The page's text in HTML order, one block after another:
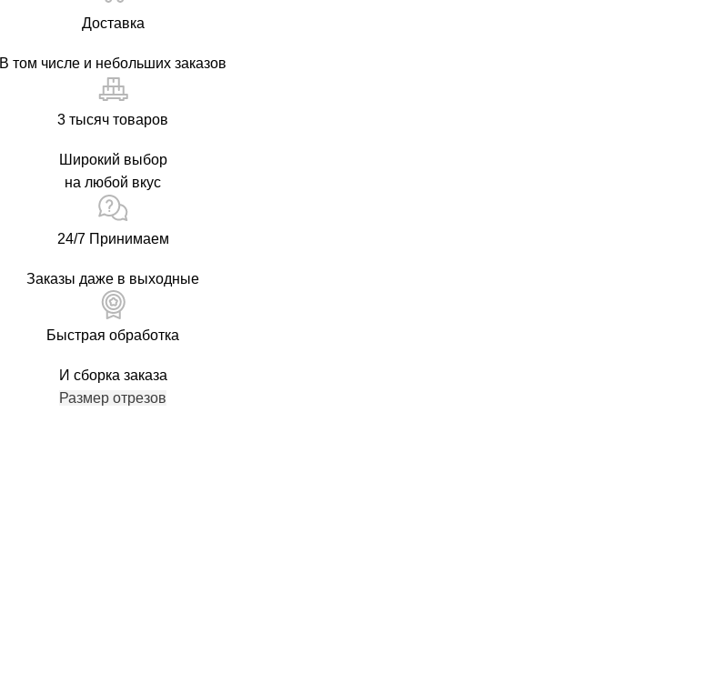
Доставка
В том числе и небольших заказов
3 тысяч товаров
Широкий выбор
на любой вкус
24/7 Принимаем
Заказы даже в выходные
Быстрая обработка
И сборка заказа
Размер отрезов